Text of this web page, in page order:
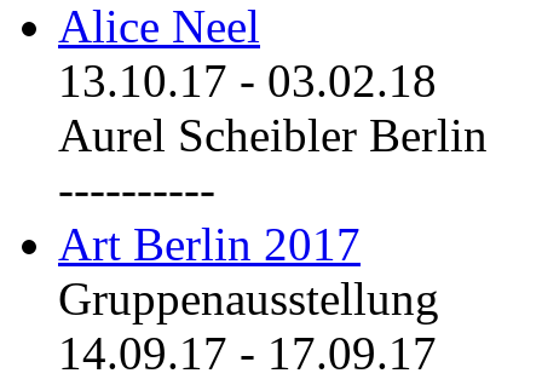
Alice Neel
13.10.17 - 03.02.18
Aurel Scheibler Berlin
----------
Art Berlin 2017
Gruppenausstellung
14.09.17 - 17.09.17